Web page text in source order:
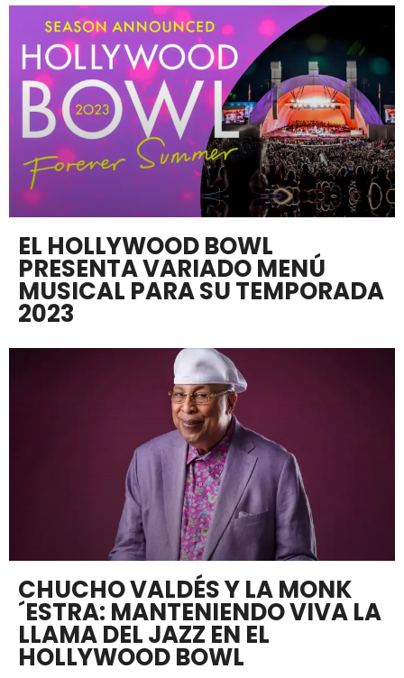
EL HOLLYWOOD BOWL
PRESENTA VARIADO MENÚ
MUSICAL PARA SU TEMPORADA
2023
CHUCHO VALDÉS Y LA MONK
´ESTRA: MANTENIENDO VIVA LA
LLAMA DEL JAZZ EN EL
HOLLYWOOD BOWL